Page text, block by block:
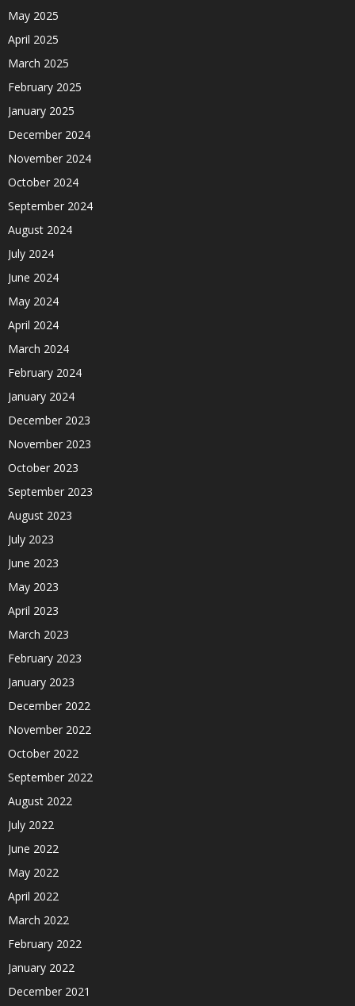
May 2025
April 2025
March 2025
February 2025
January 2025
December 2024
November 2024
October 2024
September 2024
August 2024
July 2024
June 2024
May 2024
April 2024
March 2024
February 2024
January 2024
December 2023
November 2023
October 2023
September 2023
August 2023
July 2023
June 2023
May 2023
April 2023
March 2023
February 2023
January 2023
December 2022
November 2022
October 2022
September 2022
August 2022
July 2022
June 2022
May 2022
April 2022
March 2022
February 2022
January 2022
December 2021